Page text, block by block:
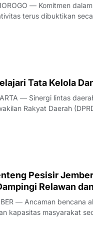
— Komitmen
terus dibuktikan
melalui partisipasi aktif
Tata Kelola
— Sinergi lintas
Rakyat Daerah
ke Markas PMI
Pesisir
Relawan
— Ancaman bencana
kapasitas masyarakat
(SCR), Palang Merah